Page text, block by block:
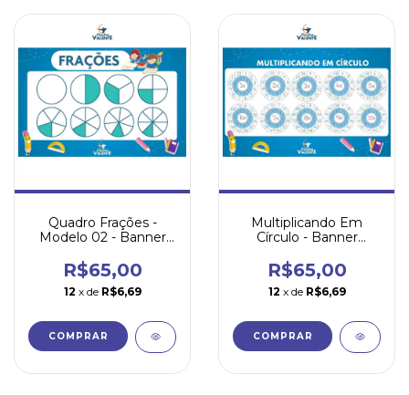
Quadro Frações -
Modelo 02 - Banner
R$65,00
12 x de R$6,69
Multiplicando Em
Círculo - Banner
R$65,00
12 x de R$6,69